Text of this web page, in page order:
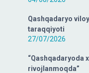
Qashqadaryo
taraqqiyoti
27/07/2026
“Qashqadaryoda
rivojlanmoqda”